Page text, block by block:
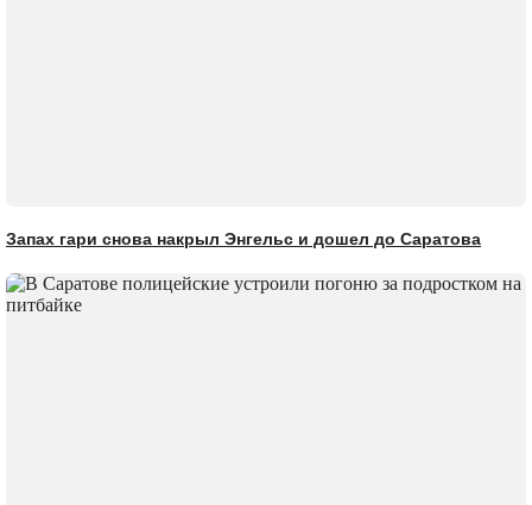
Запах гари снова накрыл Энгельс и дошел до Саратова